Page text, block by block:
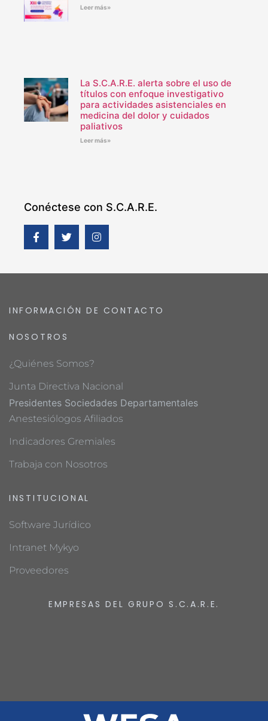
Leer más»
La S.C.A.R.E. alerta sobre el uso de
títulos con enfoque investigativo
para actividades asistenciales en
medicina del dolor y cuidados
paliativos
Leer más»
Conéctese con S.C.A.R.E.
INFORMACIÓN DE CONTACTO
NOSOTROS
¿Quiénes Somos?
Junta Directiva Nacional
Presidentes Sociedades Departamentales
Anestesiólogos Afiliados
Indicadores Gremiales
Trabaja con Nosotros
INSTITUCIONAL
Software Jurídico
Intranet Mykyo
Proveedores
EMPRESAS DEL GRUPO S.C.A.R.E.